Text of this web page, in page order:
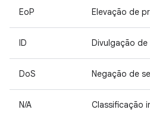
EoP Elevação de
ID Divulgação
DoS Negação de
N/A Classificação